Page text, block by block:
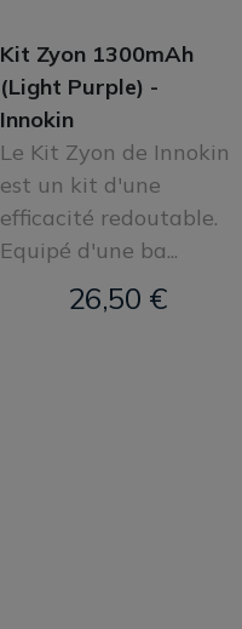
Kit Zyon 1300mAh
(Light Purple) -
Innokin
Le Kit Zyon de Innokin
est un kit d'une
efficacité redoutable.
Equipé d'une ba...
26,50 €